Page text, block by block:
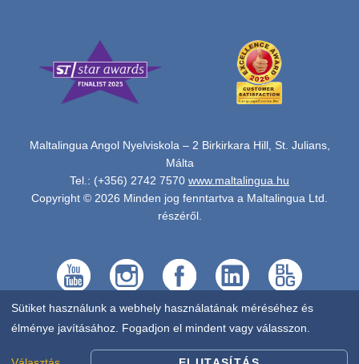
Maltalingua Angol Nyelviskola – 2 Birkirkara Hill, St. Julians,
Málta
Tel.: (+356) 2742 7570 www.maltalingua.hu
Copyright © 2026 Minden jog fenntartva a Maltalingua Ltd.
részéről.
Sütiket használunk a webhely használatának méréséhez és
élménye javításához. Fogadjon el mindent vagy válasszon.